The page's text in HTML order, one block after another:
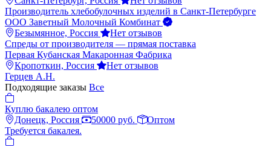
Производитель хлебобулочных изделий в Санкт-Петербурге
ООО Заветный Молочный Комбинат
Безымянное, Россия
Нет отзывов
Спреды от производителя — прямая поставка
Первая Кубанская Макаронная Фабрика
Кропоткин, Россия
Нет отзывов
Герцев А.Н.
Подходящие заказы Все
Куплю бакалею оптом
Донецк, Россия
50000 руб.
Оптом
Требуется бакалея.